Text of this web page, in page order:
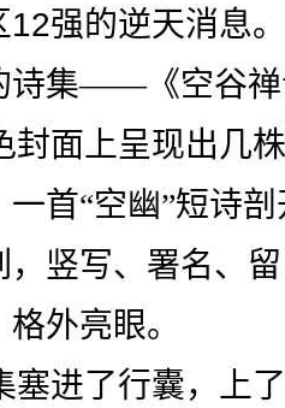
12强的逆天消息
诗集——《空谷禅
封面上呈现出几
首“空幽”短诗
，竖写、署名、
外亮眼。
塞进了行囊，上